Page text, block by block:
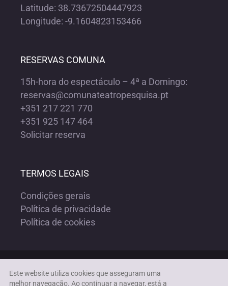
Latitude: 38.73672504447923
Longitude: -9.1604823153466
RESERVAS COMUNA
15h-hora do espectáculo – 4ª a Domingo:
reservas@comunateatropesquisa.pt
+351 217 221 770
+351 925 147 464
Solicitar reserva
TERMOS LEGAIS
Condições gerais
Política de privacidade
Política de cookies
direitos reservados |Acessibilidade
Este website utiliza cookies que asseguram uma
melhor navegação. Ao continuar a navegar, está a